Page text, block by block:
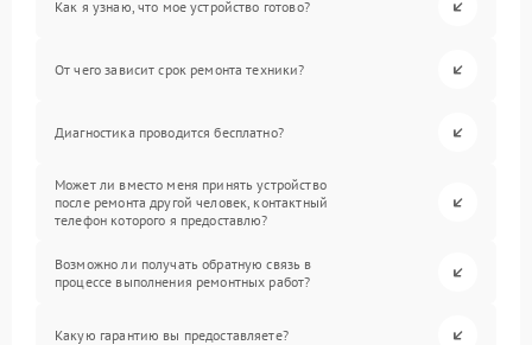
Как я узнаю, что мое устройство готово?
От чего зависит срок ремонта техники?
Диагностика проводится бесплатно?
Может ли вместо меня принять устройство
после ремонта другой человек, контактный
телефон которого я предоставлю?
Возможно ли получать обратную связь в
процессе выполнения ремонтных работ?
Какую гарантию вы предоставляете?